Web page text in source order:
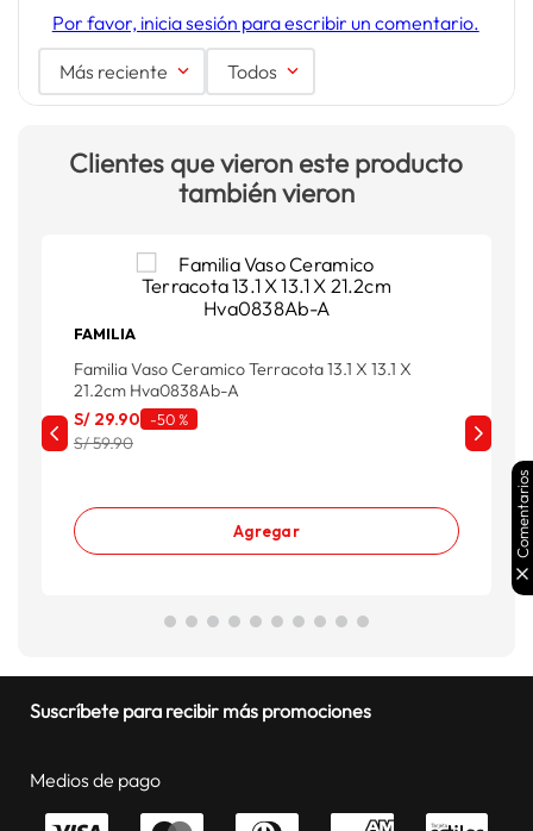
Por favor, inicia sesión para escribir un comentario.
Más reciente Todos
Clientes que vieron este producto
también vieron
FAMILIA
Familia Vaso Ceramico Terracota 13.1 X 13.1 X
21.2cm Hva0838Ab-A
S/ 29.90 -50 %
S/ 59.90
Agregar
Suscríbete para recibir más promociones
Medios de pago
Comentarios